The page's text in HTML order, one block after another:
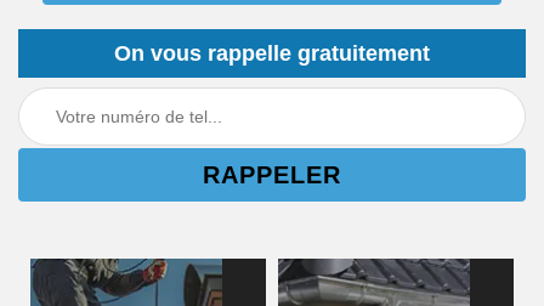
On vous rappelle gratuitement